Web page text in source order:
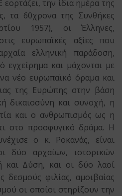
την ίδια ημέρα της
τα 60χρονα της Συνθήκες
1957), οι Έλληνες,
ευρωπαϊκές αξίες που
ελληνική παράδοση,
εγχείρημα και μάχονται με
νέο ευρωπαϊκό όραμα και
της Ευρώπης στην βάση
δικαιοσύνη και συνοχή, η
και ο ανθρωπισμός ως η
στο προσφυγικό δράμα. Η
ο κ. Ροκανάς, είναι
δύο αρχαίων, ιστορικών
και Δύση, και οι δύο λαοί
δεσμούς φιλίας, αμοιβαίας
οι οποίοι στηρίζουν την